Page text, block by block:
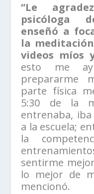
“Le
psicóloga
enseñó a
la
videos míos
esto me
prepararme
parte física
5:30 de la
entrenaba,
a la escuela;
la
sentirme
lo mejor de
mencionó.